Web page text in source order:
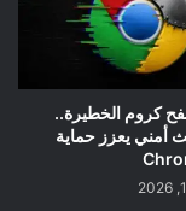
كروم الخطيرة..
أمني يعزز حماية